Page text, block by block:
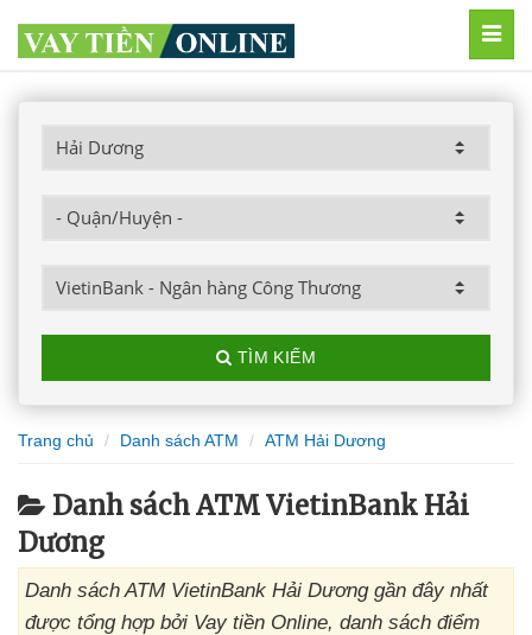
TÌM KIẾM
Trang chủ Danh sách ATM ATM Hải Dương
Danh sách ATM VietinBank Hải
Dương
Danh sách ATM VietinBank Hải Dương gần đây nhất
được tổng hợp bởi Vay tiền Online, danh sách điểm